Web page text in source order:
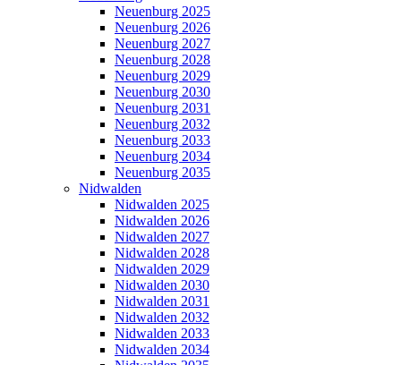
Neuenburg 2025
Neuenburg 2026
Neuenburg 2027
Neuenburg 2028
Neuenburg 2029
Neuenburg 2030
Neuenburg 2031
Neuenburg 2032
Neuenburg 2033
Neuenburg 2034
Neuenburg 2035
Nidwalden
Nidwalden 2025
Nidwalden 2026
Nidwalden 2027
Nidwalden 2028
Nidwalden 2029
Nidwalden 2030
Nidwalden 2031
Nidwalden 2032
Nidwalden 2033
Nidwalden 2034